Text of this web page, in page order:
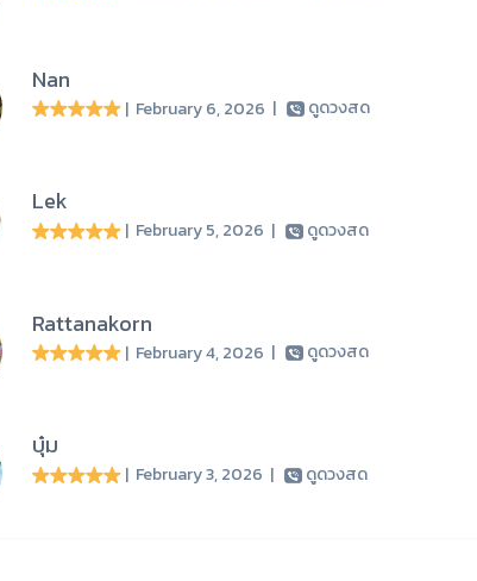
Nan
| February 6, 2026 | ดูดวงสด
Lek
| February 5, 2026 | ดูดวงสด
Rattanakorn
| February 4, 2026 | ดูดวงสด
บุ๋ม
| February 3, 2026 | ดูดวงสด